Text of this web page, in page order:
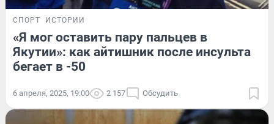
СПОРТ ИСТОРИИ
«Я мог оставить пару пальцев в
Якутии»: как айтишник после инсульта
бегает в -50
6 апреля, 2025, 19:00 2 157 Обсудить